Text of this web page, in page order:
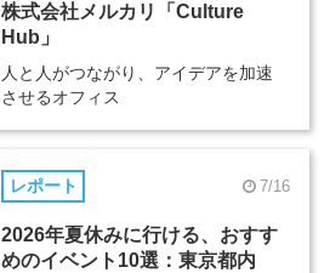
株式会社メルカリ「Culture
Hub」
人と人がつながり、アイデアを加速
させるオフィス
レポート 7/16
2026年夏休みに行ける、おすす
めのイベント10選：東京都内